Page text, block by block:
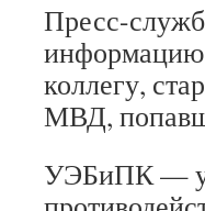
Пресс-
информацию
коллегу,
МВД,
УЭБиПК —